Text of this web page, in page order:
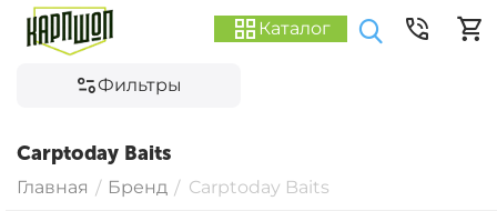
Каталог
Фильтры
Carptoday Baits
Главная / Бренд / Carptoday Baits